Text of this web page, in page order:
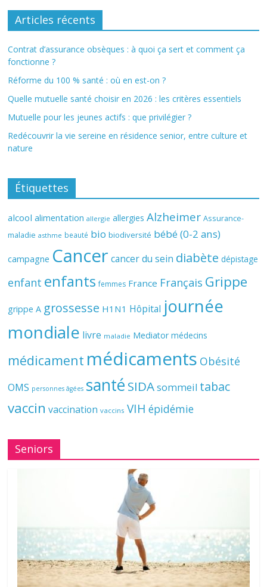
Articles récents
Contrat d’assurance obsèques : à quoi ça sert et comment ça
fonctionne ?
Réforme du 100 % santé : où en est-on ?
Quelle mutuelle santé choisir en 2026 : les critères essentiels
Mutuelle pour les jeunes actifs : que privilégier ?
Redécouvrir la vie sereine en résidence senior, entre culture et
nature
Étiquettes
alcool alimentation allergie allergies Alzheimer Assurance-
maladie asthme beauté bio biodiversité bébé (0-2 ans)
campagne Cancer cancer du sein diabète dépistage
enfant enfants femmes France Français Grippe
grippe A grossesse H1N1 Hôpital journée
mondiale livre maladie Mediator médecins
médicament médicaments Obésité
OMS personnes âgées santé SIDAsommeil tabac
vaccin vaccination vaccins VIH épidémie
Seniors